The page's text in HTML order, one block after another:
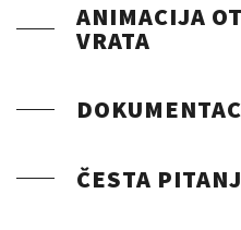
ANIMACIJA
VRATA
ČESTA